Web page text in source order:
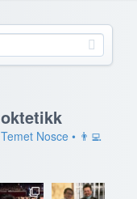
oktetikk
Temet Nosce • 👨‍💻